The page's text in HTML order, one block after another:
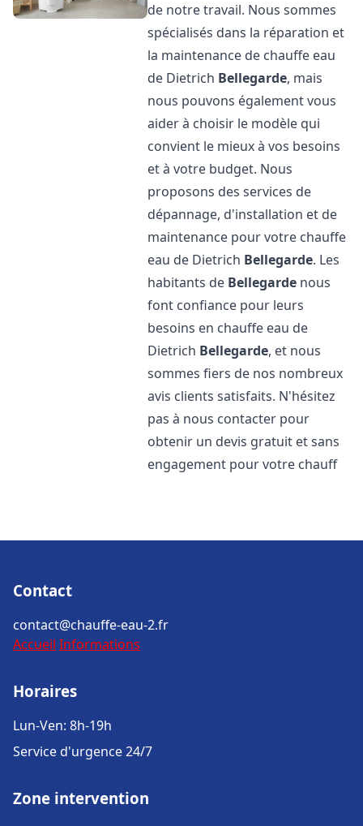
de notre travail. Nous sommes
spécialisés dans la réparation et
la maintenance de chauffe eau
de Dietrich Bellegarde, mais
nous pouvons également vous
aider à choisir le modèle qui
convient le mieux à vos besoins
et à votre budget. Nous
proposons des services de
dépannage, d'installation et de
maintenance pour votre chauffe
eau de Dietrich Bellegarde. Les
habitants de Bellegarde nous
font confiance pour leurs
besoins en chauffe eau de
Dietrich Bellegarde, et nous
sommes fiers de nos nombreux
avis clients satisfaits. N'hésitez
pas à nous contacter pour
obtenir un devis gratuit et sans
engagement pour votre chauff
Contact
contact@chauffe-eau-2.fr
Accueil Informations
Horaires
Lun-Ven: 8h-19h
Service d'urgence 24/7
Zone intervention